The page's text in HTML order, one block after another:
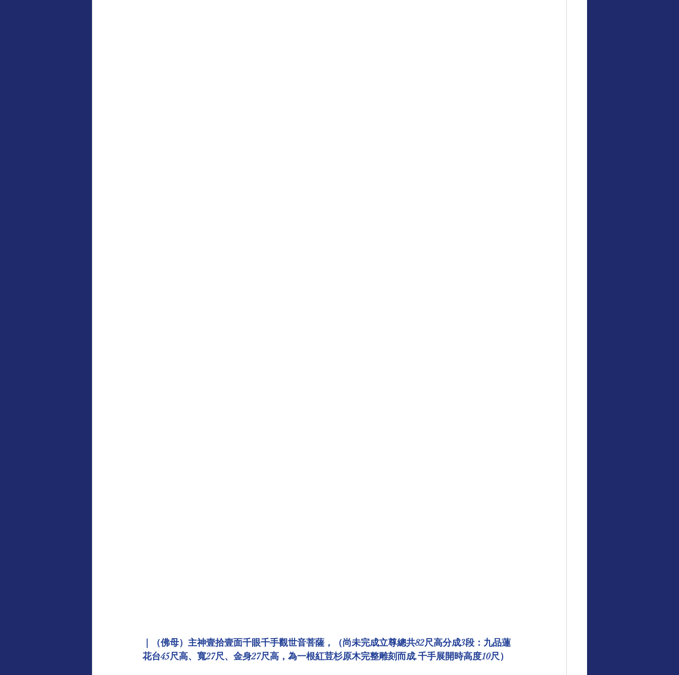
｜（佛母）主神壹拾壹面千眼千手觀世音菩薩，（尚未完成立尊總共82尺高分成3段：九品蓮
花台45尺高、寬27尺、金身27尺高，為一根紅荳杉原木完整雕刻而成.千手展開時高度10尺）